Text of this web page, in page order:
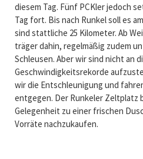
diesem Tag. Fünf PCKler jedoch
Tag fort. Bis nach Runkel soll es
sind stattliche 25 Kilometer. Ab
träger dahin, regelmäßig zudem
Schleusen. Aber wir sind nicht an
Geschwindigkeitsrekorde
wir die Entschleunigung und
entgegen. Der Runkeler Zeltplatz
Gelegenheit zu einer frischen
Vorräte nachzukaufen.